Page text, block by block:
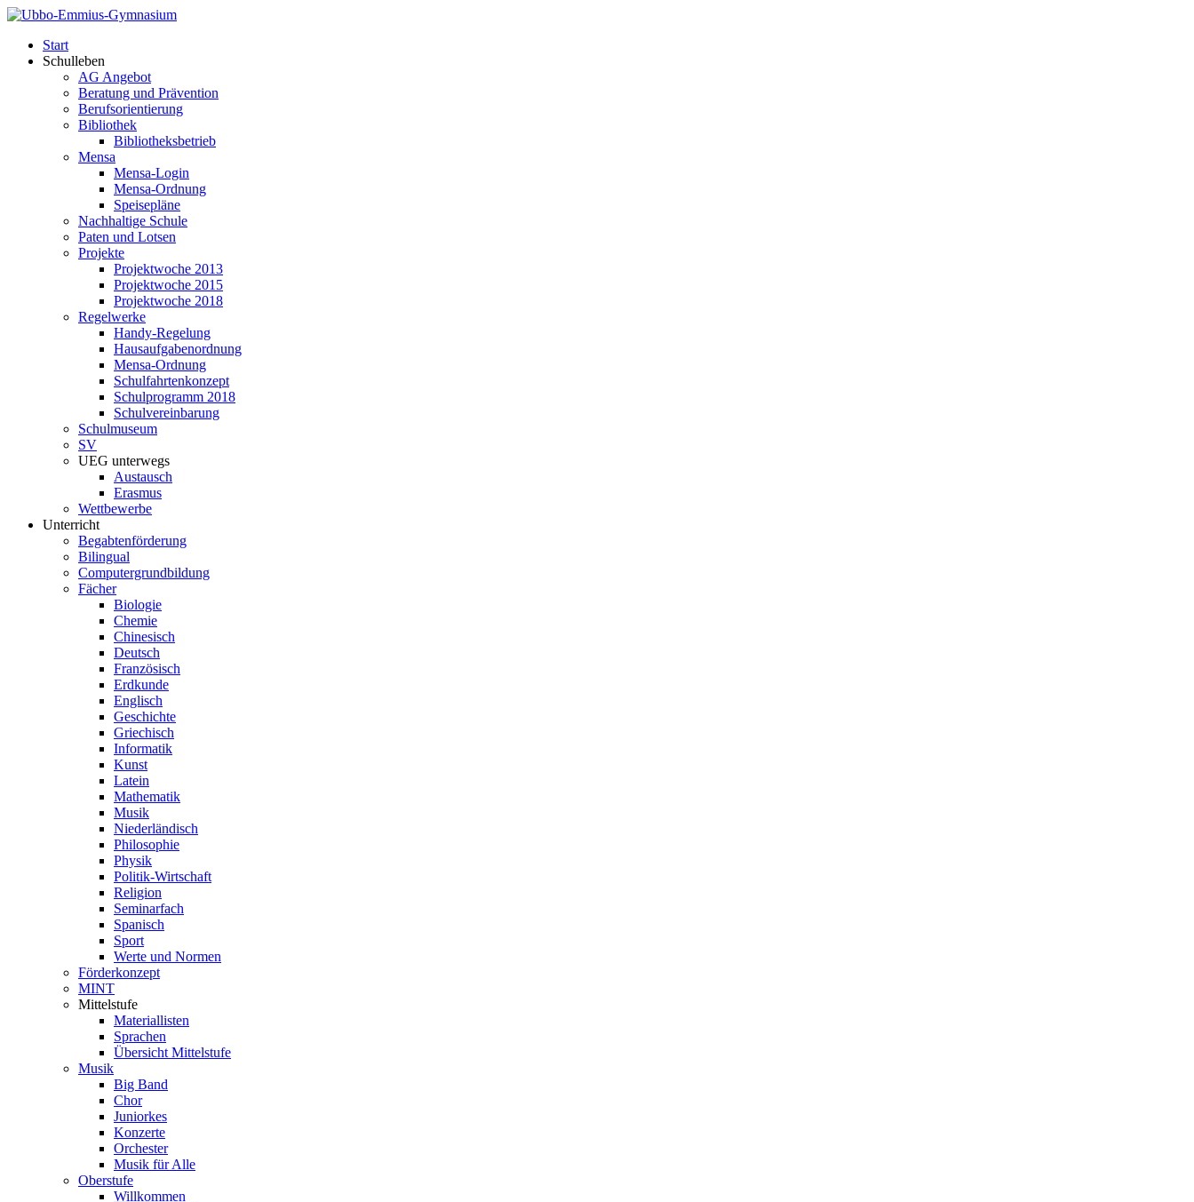
Start
Schulleben
AG Angebot
Beratung und Prävention
Berufsorientierung
Bibliothek
Bibliotheksbetrieb
Mensa
Mensa-Login
Mensa-Ordnung
Speisepläne
Nachhaltige Schule
Paten und Lotsen
Projekte
Projektwoche 2013
Projektwoche 2015
Projektwoche 2018
Regelwerke
Handy-Regelung
Hausaufgabenordnung
Mensa-Ordnung
Schulfahrtenkonzept
Schulprogramm 2018
Schulvereinbarung
Schulmuseum
SV
UEG unterwegs
Austausch
Erasmus
Wettbewerbe
Unterricht
Begabtenförderung
Bilingual
Computergrundbildung
Fächer
Biologie
Chemie
Chinesisch
Deutsch
Französisch
Erdkunde
Englisch
Geschichte
Griechisch
Informatik
Kunst
Latein
Mathematik
Musik
Niederländisch
Philosophie
Physik
Politik-Wirtschaft
Religion
Seminarfach
Spanisch
Sport
Werte und Normen
Förderkonzept
MINT
Mittelstufe
Materiallisten
Sprachen
Übersicht Mittelstufe
Musik
Big Band
Chor
Juniorkes
Konzerte
Orchester
Musik für Alle
Oberstufe
Willkommen